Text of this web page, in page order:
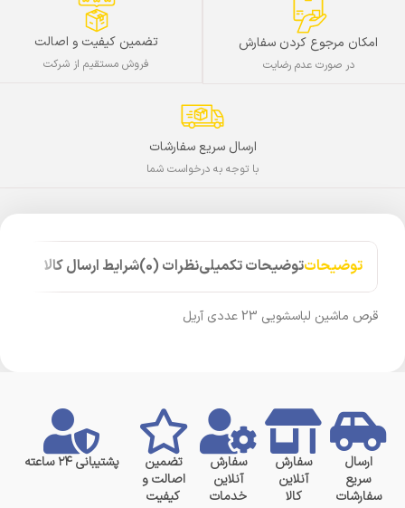
امکان مرجوع کردن سفارش
در صورت عدم رضایت
تضمین کیفیت و اصالت
فروش مستقیم از شرکت
ارسال سریع سفارشات
با توجه به درخواست شما
توضیحاتتوضیحات تکمیلینظرات (0) شرایط ارسال کالا
قرص ماشین لباسشویی 23 عددی آریل
ارسال
سریع
سفارشات
سفارش
آنلاین
کالا
سفارش
آنلاین
خدمات
تضمین
اصالت و
کیفیت
پشتیبانی ۲۴ ساعته